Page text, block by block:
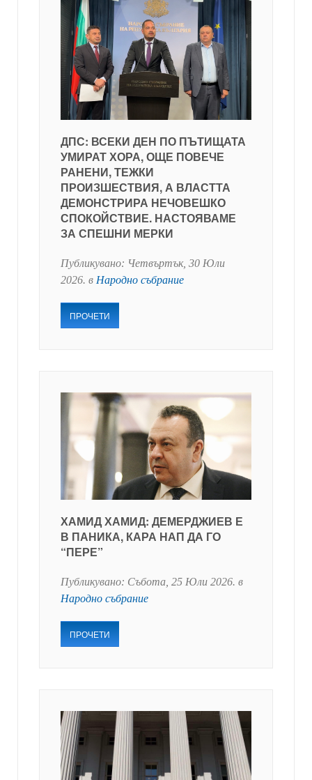
ДПС: ВСЕКИ ДЕН ПО ПЪТИЩАТА
УМИРАТ ХОРА, ОЩЕ ПОВЕЧЕ
РАНЕНИ, ТЕЖКИ
ПРОИЗШЕСТВИЯ, А ВЛАСТТА
ДЕМОНСТРИРА НЕЧОВЕШКО
СПОКОЙСТВИЕ. НАСТОЯВАМЕ
ЗА СПЕШНИ МЕРКИ
Публикувано: Четвъртък, 30 Юли
2026. в Народно събрание
ПРОЧЕТИ
ХАМИД ХАМИД: ДЕМЕРДЖИЕВ Е
В ПАНИКА, КАРА НАП ДА ГО
“ПЕРЕ”
Публикувано: Събота, 25 Юли 2026. в
Народно събрание
ПРОЧЕТИ